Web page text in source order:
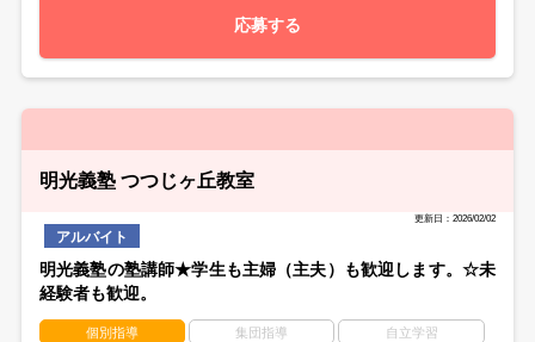
応募する
明光義塾 つつじヶ丘教室
更新日：2026/02/02
アルバイト
明光義塾の塾講師★学生も主婦（主夫）も歓迎します。☆未
経験者も歓迎。
個別指導 集団指導 自立学習